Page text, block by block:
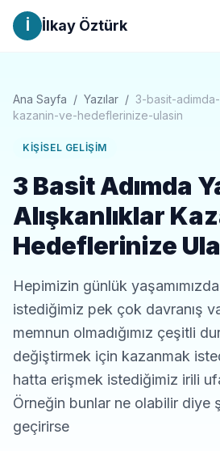
İ İlkay Öztürk
Ana Sayfa / Yazılar / 3-basit-
kazanin-ve-hedeflerinize-ulasin
KIŞISEL GELIŞIM
3 Basit Adımda
Alışkanlıklar
Hedeflerinize
Hepimizin günlük
istediğimiz pek çok davranış
memnun olmadığımız çeşitli
değiştirmek için kazanmak
hatta erişmek istediğimiz irili
Örneğin bunlar ne olabilir diye
geçirirse